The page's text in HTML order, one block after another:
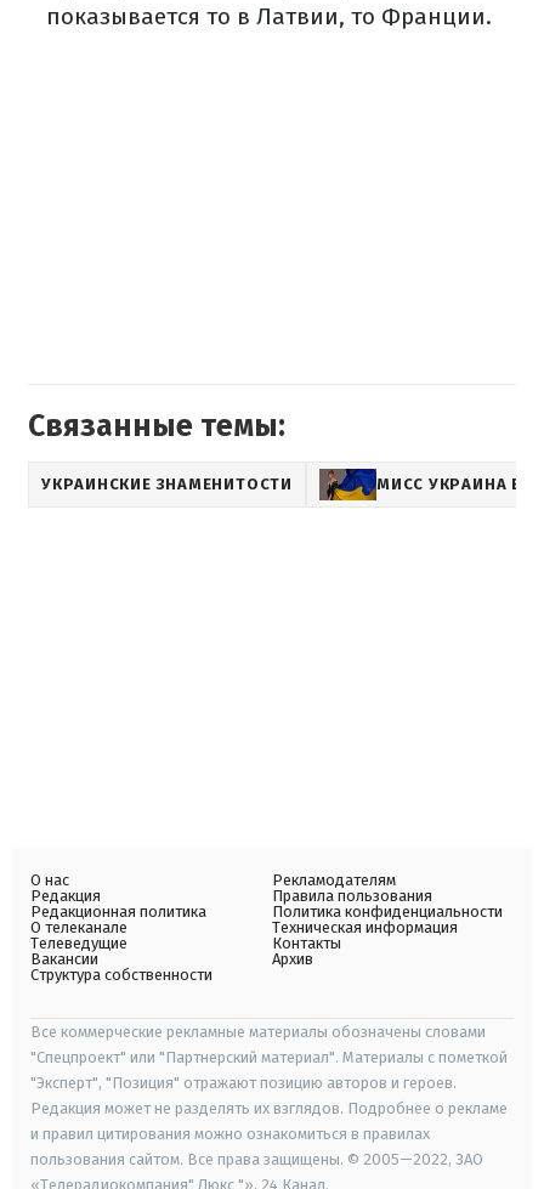
показывается то в Латвии, то Франции.
Связанные темы:
УКРАИНСКИЕ ЗНАМЕНИТОСТИ МИСС УКРАИНА
О нас
Редакция
Редакционная политика
О телеканале
Телеведущие
Вакансии
Структура собственности
Рекламодателям
Правила пользования
Политика конфиденциальности
Техническая информация
Контакты
Архив
Все коммерческие рекламные материалы обозначены словами
"Спецпроект" или "Партнерский материал". Материалы с пометкой
"Эксперт", "Позиция" отражают позицию авторов и героев.
Редакция может не разделять их взглядов. Подробнее о рекламе
и правил цитирования можно ознакомиться в правилах
пользования сайтом. Все права защищены. © 2005—2022, ЗАО
«Телерадиокомпания" Люкс "», 24 Канал.